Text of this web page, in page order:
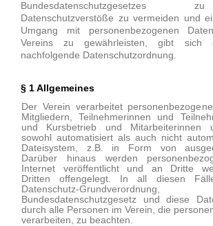
Bundesdatenschutzgesetzes
Datenschutzverstöße zu vermeiden und
Umgang mit personenbezogenen
Vereins zu gewährleisten, gibt sich
nachfolgende Datenschutzordnung.
§ 1 Allgemeines
Der Verein verarbeitet
Mitgliedern, Teilnehmerinnen und
und Kursbetrieb und Mitarbeiterinnen
sowohl automatisiert als auch nicht
Dateisystem, z.B. in Form von
Darüber hinaus werden
Internet veröffentlicht und an Dritte
Dritten offengelegt. In all diesen
Datenschutz-
Bundesdatenschutzgesetz und diese
durch alle Personen im Verein, die
verarbeiten, zu beachten.